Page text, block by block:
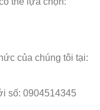
của chúng tôi tại:
số: 0904514345